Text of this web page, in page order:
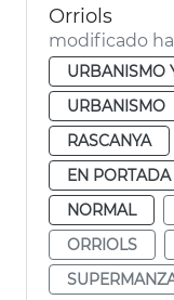
Orriols
modificado
URBANISMO
URBANISMO
RASCANYA
EN PORTADA
NORMAL
ORRIOLS